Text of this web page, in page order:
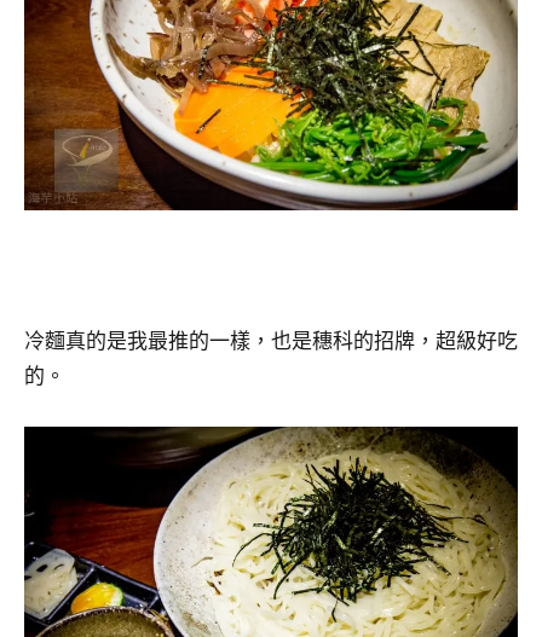
冷麵真的是我最推的一樣，也是穗科的招牌，超級好吃
的。